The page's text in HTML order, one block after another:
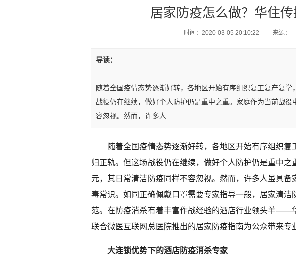
居家防疫怎么做？华住
时间：2020-03-05 20:10:22 来源：
导读：
随着全国疫情态势逐渐好转，各地区开始有序组织复工复产复
战役仍在继续，做好个人防护仍是重中之重。家庭作为当前战
容忽视。然而，许多人
随着全国疫情态势逐渐好转，各地区开始有序组织
归正轨。但这场战役仍在继续，做好个人防护仍是重中
元，其日常清洁防疫同样不容忽视。然而，许多人虽具
毒常识。如同正确佩戴口罩需要专家指导一般，居家清
范。在防疫消杀有着丰富作战经验的酒店行业领头羊——
联合微医互联网总医院推出的居家防疫指南为公众带来专
大连锁优势下的酒店防疫消杀专家